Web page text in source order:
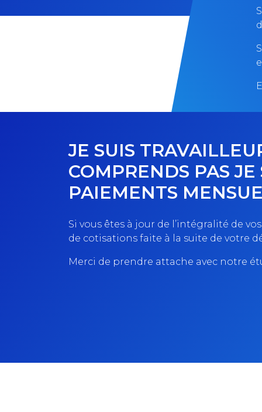
JE SUIS
COMPRENDS PAS
PAIEMENTS
Si vous êtes à jour de l’intégralité de
de cotisations faite à la suite de votre
Merci de prendre attache avec notre